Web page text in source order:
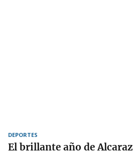
DEPORTES
El brillante año de Alcaraz